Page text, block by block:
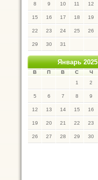
8 9 10 11 12
15 16 17 18 19
22 23 24 25 26
29 30 31
Январь 2025
В П В С Ч
1
2
5 6 7 8 9
12 13 14 15 16
19 20 21 22 23
26 27 28 29 30